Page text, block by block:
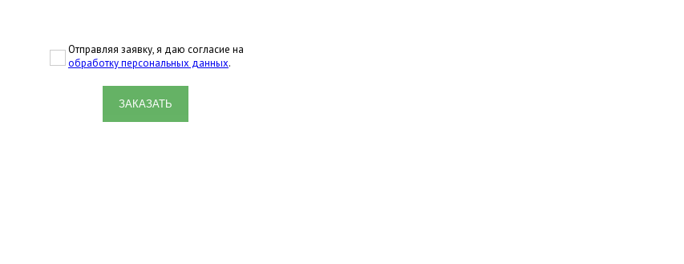
Отправляя заявку, я даю согласие на
обработку персональных данных.
ЗАКАЗАТЬ